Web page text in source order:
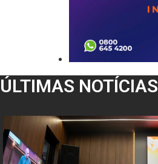
ÚLTIMAS NOTÍCIAS